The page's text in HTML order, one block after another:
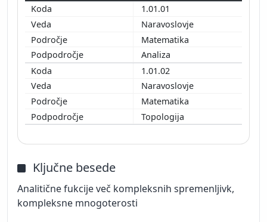
1.01.01
Naravoslovje
Matematika
Analiza
1.01.02
Naravoslovje
Matematika
Topologija
Ključne besede
Analitične fukcije več kompleksnih spremenljivk,
kompleksne mnogoterosti